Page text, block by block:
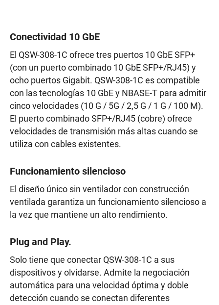
Conectividad 10 GbE
El QSW-308-1C ofrece tres puertos 10 GbE SFP+
(con un puerto combinado 10 GbE SFP+/RJ45) y
ocho puertos Gigabit. QSW-308-1C es compatible
con las tecnologías 10 GbE y NBASE-T para admitir
cinco velocidades (10 G / 5G / 2,5 G / 1 G / 100 M).
El puerto combinado SFP+/RJ45 (cobre) ofrece
velocidades de transmisión más altas cuando se
utiliza con cables existentes.
Funcionamiento silencioso
El diseño único sin ventilador con construcción
ventilada garantiza un funcionamiento silencioso a
la vez que mantiene un alto rendimiento.
Plug and Play.
Solo tiene que conectar QSW-308-1C a sus
dispositivos y olvidarse. Admite la negociación
automática para una velocidad óptima y doble
detección cuando se conectan diferentes